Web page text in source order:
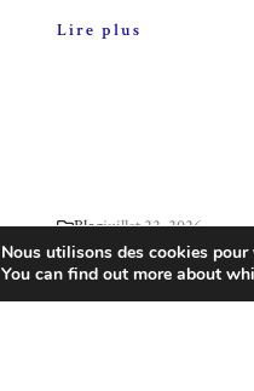
Lire plus
Blogjuillet 22, 2026
Waze
Nous utilisons des cookies
You can find out more about